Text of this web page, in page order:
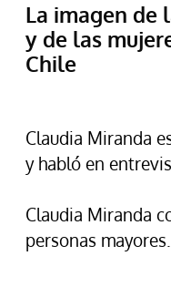
La imagen de
y de las
Chile
Claudia Miranda
y habló en
Claudia Miranda
personas mayores.